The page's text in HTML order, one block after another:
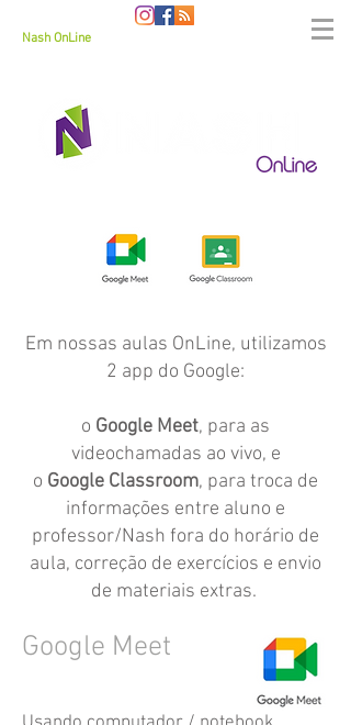
Nash OnLine
Em nossas aulas OnLine, utilizamos
2 app do Google:
o Google Meet, para as
videochamadas ao vivo, e
o Google Classroom, para troca de
informações entre aluno e
professor/Nash fora do horário de
aula, correção de exercícios e envio
de materiais extras.
Google Meet